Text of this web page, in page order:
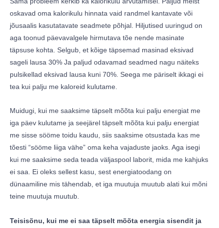
oskavad oma kalorikulu hinnata vaid randmel kantavate või
jõusaalis kasutatavate seadmete põhjal. Hiljutised uuringud on
aga toonud päevavalgele hirmutava tõe nende masinate
täpsuse kohta. Selgub, et kõige täpsemad masinad eksivad
sageli lausa 30% Ja paljud odavamad seadmed nagu näiteks
pulsikellad eksivad lausa kuni 70%. Seega me päriselt ikkagi ei
tea kui palju me kaloreid kulutame.
Muidugi, kui me saaksime täpselt mõõta kui palju energiat me
iga päev kulutame ja seejärel täpselt mõõta kui palju energiat
me sisse sööme toidu kaudu, siis saaksime otsustada kas me
tõesti “sööme liiga vähe” oma keha vajaduste jaoks. Aga isegi
kui me saaksime seda teada väljaspool laborit, mida me kahjuks
ei saa. Ei oleks sellest kasu, sest energiatoodang on
dünaamiline mis tähendab, et iga muutuja muutub alati kui mõni
teine muutuja muutub.
Teisisõnu, kui me ei saa täpselt mõõta energia sisendit ja